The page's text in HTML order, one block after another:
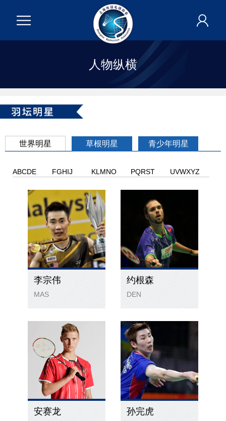
人物纵横
世界明星 草根明星 青少年明星
ABCDE FGHIJ KLMNO PQRST UVWXYZ
李宗伟
MAS
约根森
DEN
安赛龙 孙完虎